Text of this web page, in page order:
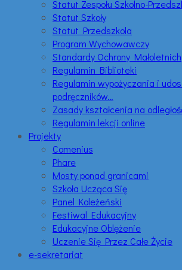
Statut Zespołu Szkolno-
Statut Szkoły
Statut Przedszkola
Program Wychowawczy
Standardy Ochrony Małoletnich
Regulamin Biblioteki
Regulamin wypożyczania i
podręczników…
Zasady kształcenia na
Regulamin lekcji online
Projekty
Comenius
Phare
Mosty ponad granicami
Szkoła Ucząca Się
Panel Koleżeński
Festiwal Edukacyjny
Edukacyjne Oblężenie
Uczenie Się Przez Całe Życie
e-sekretariat